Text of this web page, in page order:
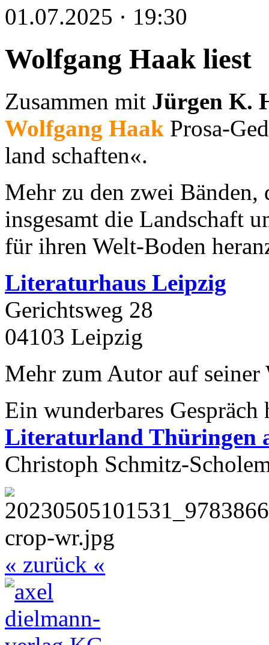
01.07.2025 · 19:30
Wolfgang Haak liest
Zusammen mit Jürgen K.
Wolfgang Haak Prosa-
land schaften«.
Mehr zu den zwei
insgesamt die Landschaft
für ihren Welt-Boden
Literaturhaus Leipzig
Gerichtsweg 28
04103 Leipzig
Mehr zum Autor auf seiner
Ein wunderbares
Literaturland Thüringen
Christoph Schmitz-
« zurück «